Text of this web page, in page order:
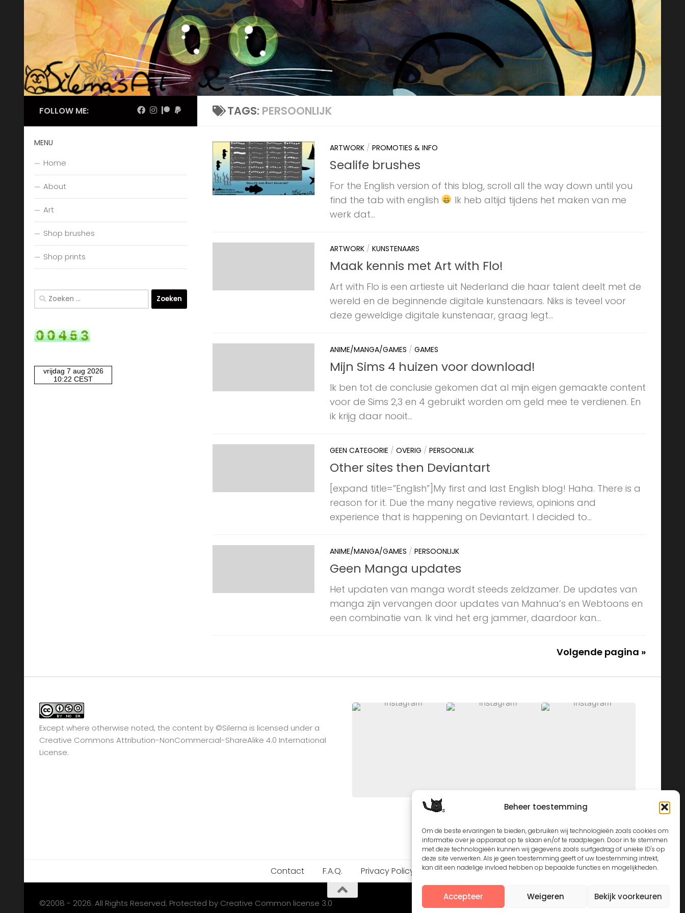
Beheer toestemming
Om de beste ervaringen te bieden, gebruiken wij technologieën zoals cookies om
informatie over je apparaat op te slaan en/of te raadplegen. Door in te stemmen
met deze technologieën kunnen wij gegevens zoals surfgedrag of unieke ID's op
deze site verwerken. Als je geen toestemming geeft of uw toestemming intrekt,
kan dit een nadelige invloed hebben op bepaalde functies en mogelijkheden.
Accepteer Weigeren Bekijk voorkeuren
Skip to content
TAGS: PERSOONLIJK
ARTWORK / PROMOTIES & INFO
Sealife brushes
For the English version of this blog, scroll all the way down until you
find the tab with english
Ik heb altijd tijdens het maken van me
werk dat...
ARTWORK / KUNSTENAARS
Maak kennis met Art with Flo!
Art with Flo is een artieste uit Nederland die haar talent deelt met de
wereld en de beginnende digitale kunstenaars. Niks is teveel voor
deze geweldige digitale kunstenaar, graag legt...
ANIME/MANGA/GAMES / GAMES
Mijn Sims 4 huizen voor download!
Ik ben tot de conclusie gekomen dat al mijn eigen gemaakte content
voor de Sims 2,3 en 4 gebruikt worden om geld mee te verdienen. En
ik krijg daar nooit...
GEEN CATEGORIE / OVERIG / PERSOONLIJK
Other sites then Deviantart
[expand title=”English”]My first and last English blog! Haha. There is a
reason for it. Due the many negative reviews, opinions and
experience that is happening on Deviantart. I decided to...
ANIME/MANGA/GAMES / PERSOONLIJK
Geen Manga updates
Het updaten van manga wordt steeds zeldzamer. De updates van
manga zijn vervangen door updates van Mahnua’s en Webtoons en
een combinatie van. Ik vind het erg jammer, daardoor kan...
Volgende pagina »
FOLLOW ME:
MENU
Home
About
Art
Shop brushes
Shop prints
Zoeken
naar:
Except where otherwise noted, the content by ©Silerna is licensed under a
Creative Commons Attribution-NonCommercial-ShareAlike 4.0 International
License.
Contact F.A.Q. Privacy Policy
©2008 - 2026. All Rights Reserved. Protected by Creative Common license 3.0